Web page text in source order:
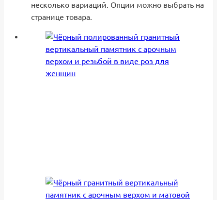
несколько вариаций. Опции можно выбрать на
странице товара.